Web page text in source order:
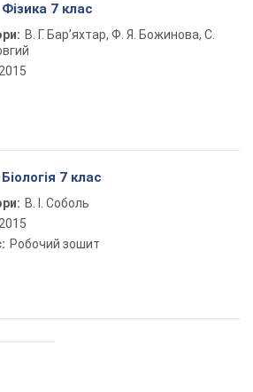
7 клас
В. Г. Бар’яхтар, Ф. Я. Божинова, С.
2015
7 клас
В. І. Соболь
2015
Робочий зошит